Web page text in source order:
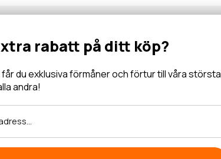
mer.
OK
rabatt på ditt köp?
du exklusiva förmåner och förtur till våra största
andra!